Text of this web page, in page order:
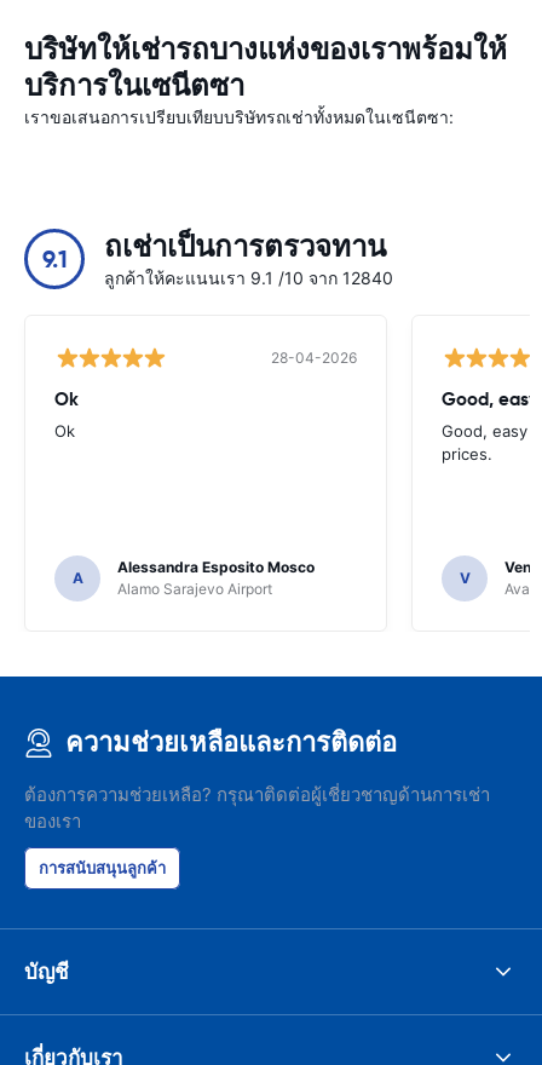
บริษัทให้เช่ารถบางแห่งของเราพร้อมให้
บริการในเซนีตซา
เราขอเสนอการเปรียบเทียบบริษัทรถเช่าทั้งหมดในเซนีตซา:
9.1 ถเช่าเป็นการตรวจทาน
ลูกค้าให้คะแนนเรา 9.1 /10 จาก 12840
28-04-2026
Ok
Ok
A
Alessandra Esposito Mosco
Alamo Sarajevo Airport
Good,
Good, easy
prices.
V
ความช่วยเหลือและการติดต่อ
ต้องการความช่วยเหลือ? กรุณาติดต่อผู้เชี่ยวชาญด้านการเช่า
ของเรา
การสนับสนุนลูกค้า
บัญชี
เกี่ยวกับเรา